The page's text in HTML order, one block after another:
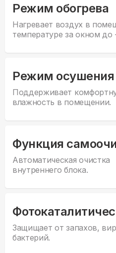
Режим обогрева
Нагревает воздух в
температуре за окном до
Режим осушения
Поддерживает
влажность в помещении.
Функция
Автоматическая очистка
внутреннего блока.
Защищает от запахов,
бактерий.